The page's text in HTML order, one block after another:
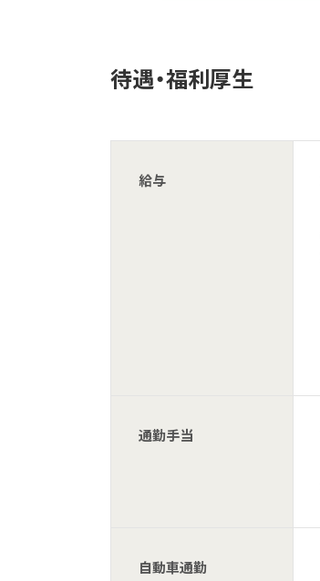
待遇・福利厚生
給与
通勤手当
自動車通勤